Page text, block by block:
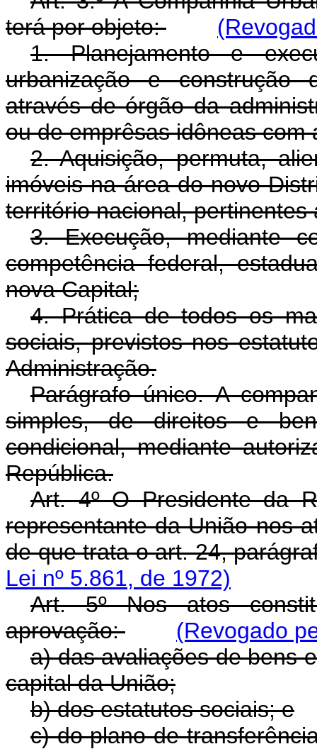
terá por objeto:
1. Planejamento e
urbanização e construção
através de órgão da
ou de emprêsas idôneas com
2. Aquisição, permuta,
imóveis na área do novo
território nacional,
3. Execução, mediante
competência federal,
nova Capital;
4. Prática de todos os
sociais, previstos nos
Administração.
Parágrafo único. A
simples, de direitos e
condicional, mediante
República.
Art. 4º O Presidente da
representante da União nos
de que trata o art. 24,
Lei nº 5.861, de 1972)
Art. 5º Nos atos
aprovação:
(Revogado
a) das avaliações de bens
capital da União;
b) dos estatutos sociais; e
c) do plano de